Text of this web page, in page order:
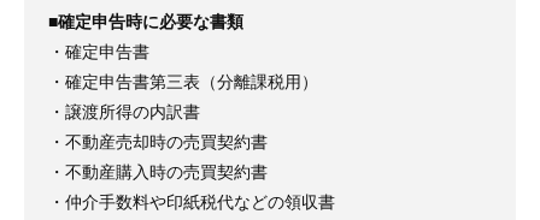
■確定申告時に必要な書類
・確定申告書
・確定申告書第三表（分離課税用）
・譲渡所得の内訳書
・不動産売却時の売買契約書
・不動産購入時の売買契約書
・仲介手数料や印紙税代などの領収書